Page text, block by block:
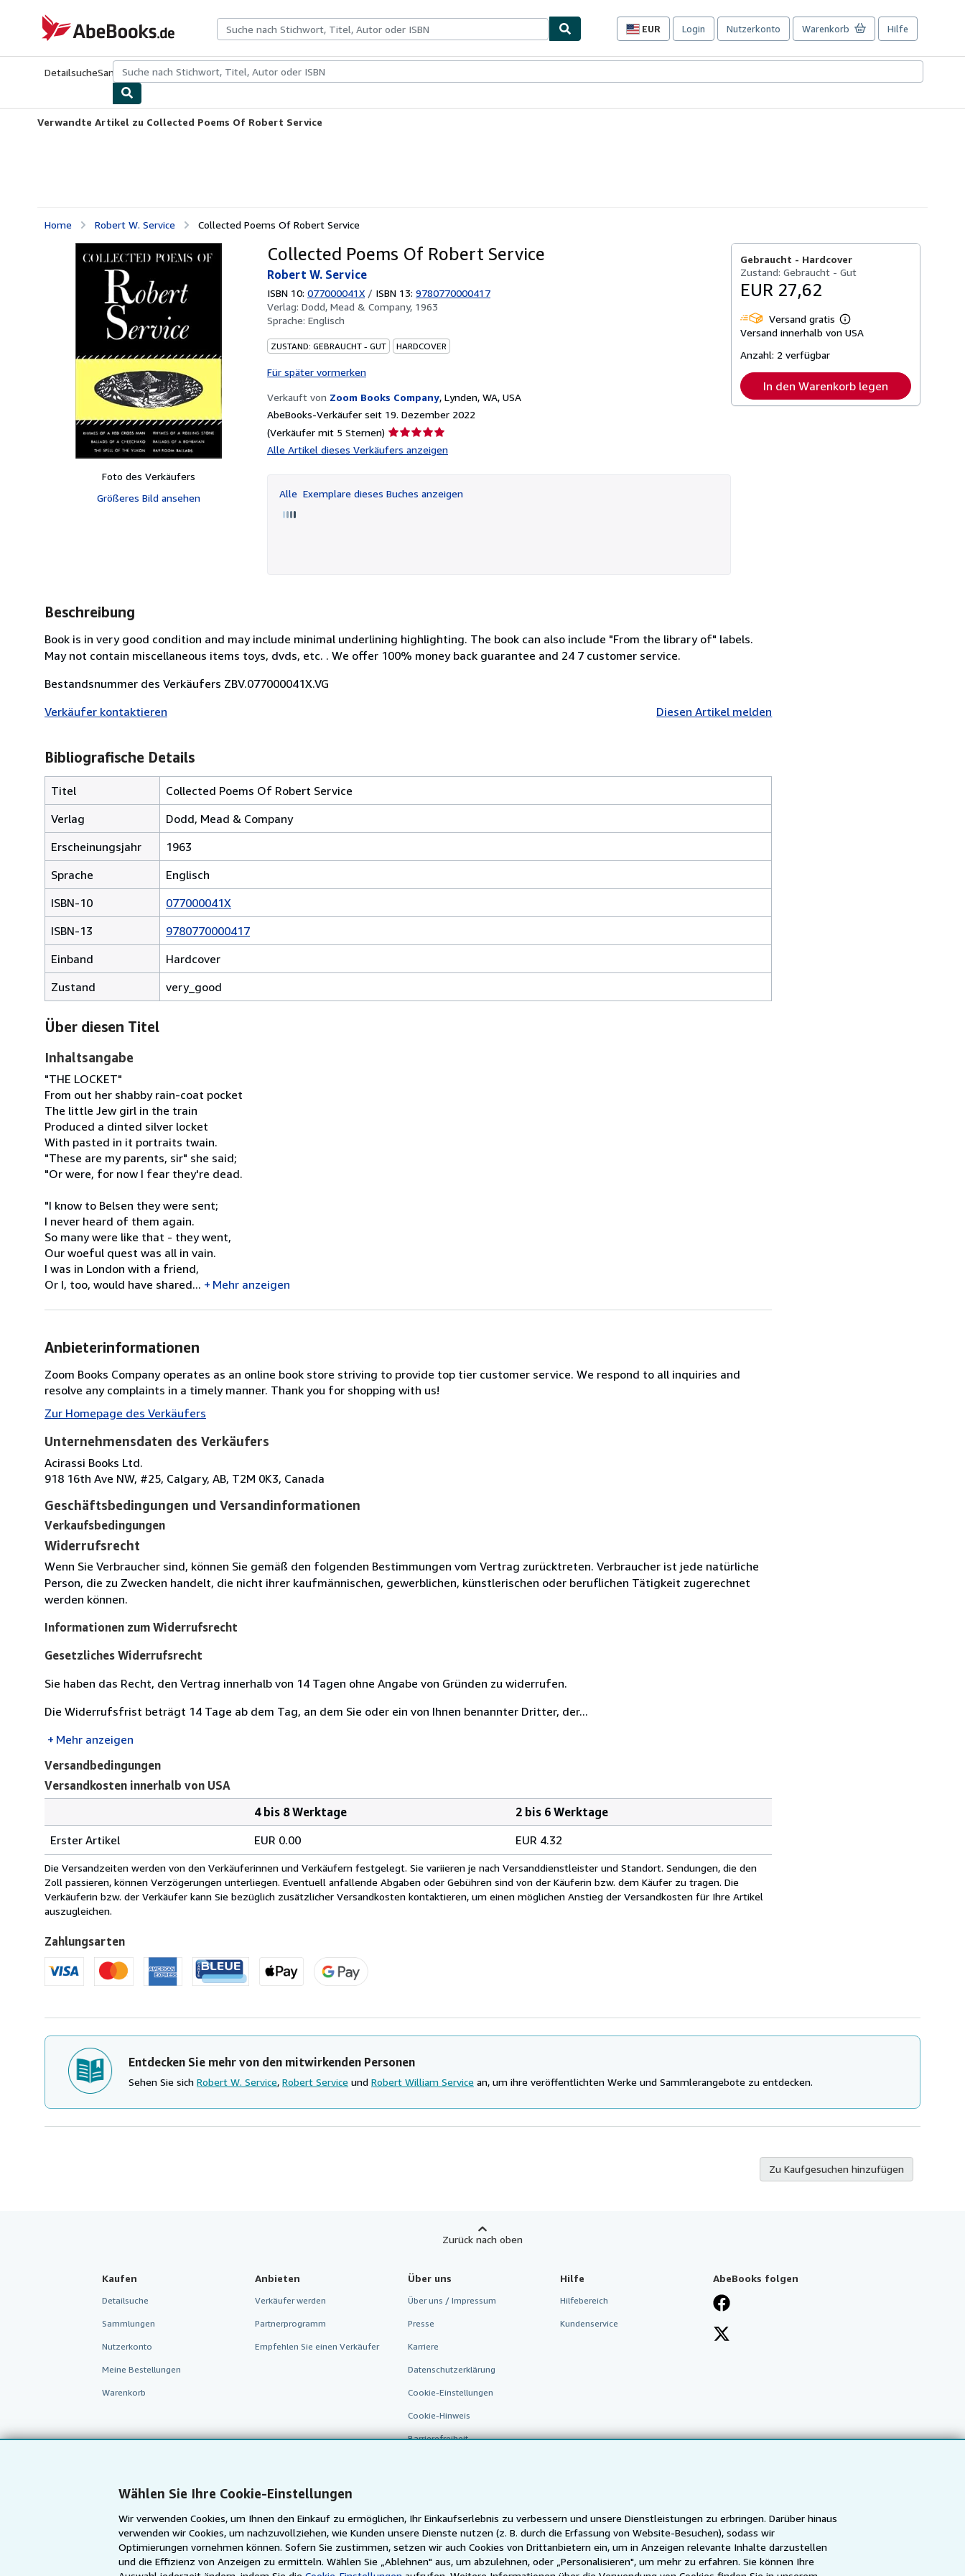
Wählen Sie Ihre Cookie-Einstellungen
Wir verwenden Cookies, um Ihnen den Einkauf zu ermöglichen, Ihr Einkaufserlebnis zu verbessern und unsere Dienstleistungen zu erbringen. Darüber hinaus
verwenden wir Cookies, um nachzuvollziehen, wie Kunden unsere Dienste nutzen (z. B. durch die Erfassung von Website-Besuchen), sodass wir
Optimierungen vornehmen können. Sofern Sie zustimmen, setzen wir auch Cookies von Drittanbietern ein, um in Anzeigen relevante Inhalte darzustellen
und die Effizienz von Anzeigen zu ermitteln. Wählen Sie „Ablehnen" aus, um abzulehnen, oder „Personalisieren", um mehr zu erfahren. Sie können Ihre
AbeBooks.de
EUR
Seite
Einkaufseinstellungen.
Login Nutzerkonto Warenkorb Hilfe
DetailsucheSammlungenAntiquarische BücherKunst & Sammlerstücke
Verwandte Artikel zu Collected Poems Of Robert Service
Home Robert W. Service Collected Poems Of Robert Service
Foto des Verkäufers
Größeres Bild ansehen
Collected Poems Of Robert Service
Robert W. Service
ISBN 10: 077000041X / ISBN 13: 9780770000417
Verlag: Dodd, Mead & Company, 1963
Sprache: Englisch
ZUSTAND: GEBRAUCHT - GUT HARDCOVER
Für später vormerken
Verkauft von Zoom Books Company, Lynden, WA, USA
AbeBooks-Verkäufer seit 19. Dezember 2022
(Verkäufer mit 5 Sternen) Verkäuferbewertung
5
Sternen
Alle Artikel dieses Verkäufers anzeigen
Alle Exemplare dieses Buches anzeigen
Gebraucht - Hardcover
Zustand: Gebraucht - Gut
EUR 27,62
Versand gratis
Weitere
Informationen
Versand innerhalb von USA
Anzahl: 2 verfügbar
In den Warenkorb legen
Beschreibung
Book is in very good condition and may include minimal underlining highlighting. The book can also include "From the library of" labels.
May not contain miscellaneous items toys, dvds, etc. . We offer 100% money back guarantee and 24 7 customer service.
Bestandsnummer des Verkäufers ZBV.077000041X.VG
Verkäufer kontaktieren
Diesen Artikel melden
Bibliografische Details
Titel
Collected Poems Of Robert Service
Verlag
Dodd, Mead & Company
Erscheinungsjahr
1963
Sprache
Englisch
ISBN-10
077000041X
ISBN-13
9780770000417
Einband
Hardcover
Zustand
very_good
Über diesen Titel
Inhaltsangabe
"THE LOCKET"
From out her shabby rain-coat pocket
The little Jew girl in the train
Produced a dinted silver locket
With pasted in it portraits twain.
"These are my parents, sir" she said;
"Or were, for now I fear they're dead.
"I know to Belsen they were sent;
I never heard of them again.
So many were like that - they went,
Our woeful quest was all in vain.
I was in London with a friend,
Or I, too, would have shared...
Mehr anzeigen
Anbieterinformationen
Zoom Books Company operates as an online book store striving to provide top tier customer service. We respond to all inquiries and
resolve any complaints in a timely manner. Thank you for shopping with us!
Zur Homepage des Verkäufers
Unternehmensdaten des Verkäufers
Acirassi Books Ltd.
918 16th Ave NW, #25, Calgary, AB, T2M 0K3, Canada
Geschäftsbedingungen und Versandinformationen
Verkaufsbedingungen
Widerrufsrecht
Wenn Sie Verbraucher sind, können Sie gemäß den folgenden Bestimmungen vom Vertrag zurücktreten. Verbraucher ist jede natürliche
Person, die zu Zwecken handelt, die nicht ihrer kaufmännischen, gewerblichen, künstlerischen oder beruflichen Tätigkeit zugerechnet
werden können.
Informationen zum Widerrufsrecht
Gesetzliches Widerrufsrecht
Sie haben das Recht, den Vertrag innerhalb von 14 Tagen ohne Angabe von Gründen zu widerrufen.
Die Widerrufsfrist beträgt 14 Tage ab dem Tag, an dem Sie oder ein von Ihnen benannter Dritter, der...
Mehr anzeigen
Versandbedingungen
Versandkosten innerhalb von USA
innerhalb
von
USA
4 bis 8 Werktage
2 bis 6 Werktage
Erster Artikel
EUR 0.00 EUR 4.32
Die Versandzeiten werden von den Verkäuferinnen und Verkäufern festgelegt. Sie variieren je nach Versanddienstleister und Standort. Sendungen, die den
Zoll passieren, können Verzögerungen unterliegen. Eventuell anfallende Abgaben oder Gebühren sind von der Käuferin bzw. dem Käufer zu tragen. Die
Verkäuferin bzw. der Verkäufer kann Sie bezüglich zusätzlicher Versandkosten kontaktieren, um einen möglichen Anstieg der Versandkosten für Ihre Artikel
auszugleichen.
Zahlungsarten
Entdecken Sie mehr von den mitwirkenden Personen
Sehen Sie sich Robert W. Service, Robert Service und Robert William Service an, um ihre veröffentlichten Werke und Sammlerangebote zu entdecken.
Zu Kaufgesuchen hinzufügen
Zurück nach oben
Kaufen
Detailsuche
Sammlungen
Nutzerkonto
Meine Bestellungen
Warenkorb
Anbieten
Verkäufer werden
Partnerprogramm
Empfehlen Sie einen Verkäufer
Über uns
Über uns / Impressum
Presse
Karriere
Datenschutzerklärung
Cookie-Einstellungen
Cookie-Hinweis
Barrierefreiheit
Hilfe
Hilfebereich
Kundenservice
AbeBooks folgen
AbeBooks.com AbeBooks.co.uk AbeBooks.fr AbeBooks.it AbeBooks Aus/NZ AbeBooks.ca IberLibro.com ZVAB.com